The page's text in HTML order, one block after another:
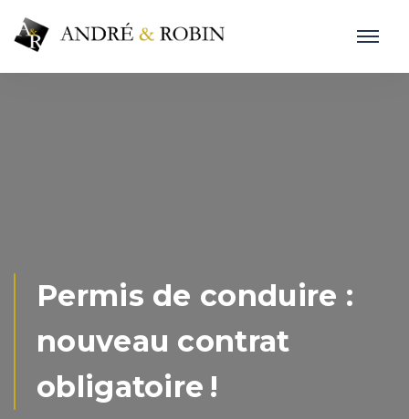
Permis de conduire :
nouveau contrat
obligatoire !